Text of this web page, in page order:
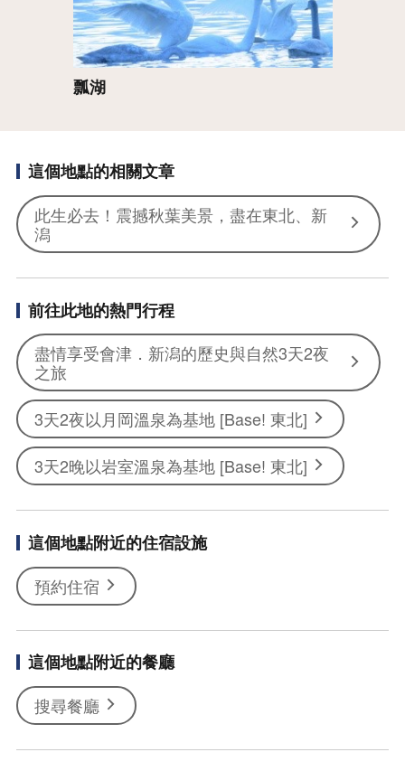
瓢湖
這個地點的相關文章
此生必去！震撼秋葉美景，盡在東北、新
潟
前往此地的熱門行程
盡情享受會津．新潟的歷史與自然3天2夜
之旅
3天2夜以月岡溫泉為基地 [Base! 東北]
3天2晚以岩室溫泉為基地 [Base! 東北]
這個地點附近的住宿設施
預約住宿
這個地點附近的餐廳
搜尋餐廳